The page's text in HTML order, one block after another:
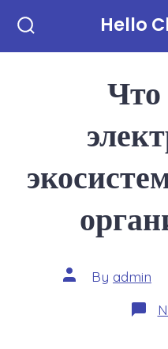
Toggle
Hello
Что
Post
author
By admin